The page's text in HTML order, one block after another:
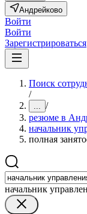
Андрейково
Войти
Войти
Зарегистрироваться
Поиск
/
... /
резюме в
начальник
полная
начальник